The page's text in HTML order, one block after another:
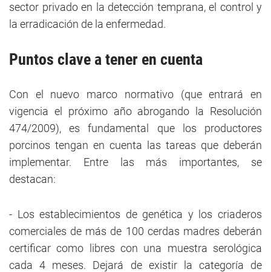
sector privado en la detección temprana, el control y
la erradicación de la enfermedad.
Puntos clave a tener en cuenta
Con el nuevo marco normativo (que entrará en
vigencia el próximo año abrogando la Resolución
474/2009), es fundamental que los productores
porcinos tengan en cuenta las tareas que deberán
implementar. Entre las más importantes, se
destacan:
- Los establecimientos de genética y los criaderos
comerciales de más de 100 cerdas madres deberán
certificar como libres con una muestra serológica
cada 4 meses. Dejará de existir la categoría de